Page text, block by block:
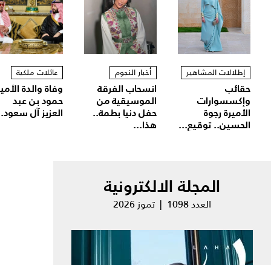
إطلالات المشاهير
حقائب
وإكسسوارات
الأميرة رجوة
الحسين.. توقيع...
أخبار النجوم
انسحاب الفرقة
الموسيقية من
حفل دنيا بطمة..
هذا...
عائلات ملكية
وفاة والدة
حمود بن عبد
العزيز آل
المجلة الالكترونية
العدد 1098 | تموز 2026